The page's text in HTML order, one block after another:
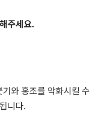
주세요.
와 홍조를 악화시킬 수
니다.